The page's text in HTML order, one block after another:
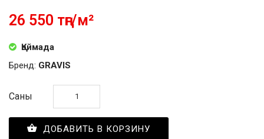
26 550 тңг/м²
Қоймада
Бренд: GRAVIS
Саны
ДОБАВИТЬ В КОРЗИНУ